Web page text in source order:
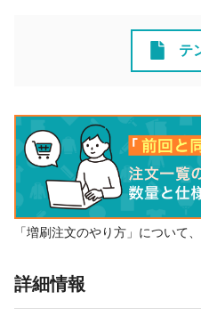
テ
「増刷注文のやり方」について
詳細情報